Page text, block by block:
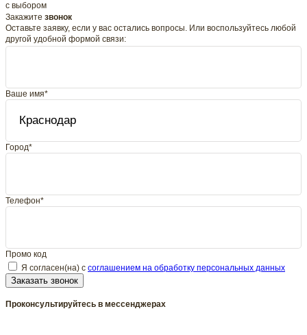
с выбором
Закажите звонок
Оставьте заявку, если у вас остались вопросы. Или воспользуйтесь любой
другой удобной формой связи:
Ваше имя*
Город*
Телефон*
Промо код
Я согласен(на) с соглашением на обработку персональных данных
Заказать звонок
Проконсультируйтесь в мессенджерах